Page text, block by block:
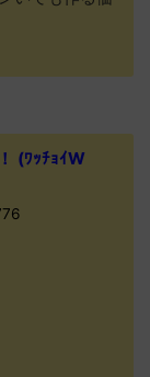
(ﾜｯﾁｮｲW